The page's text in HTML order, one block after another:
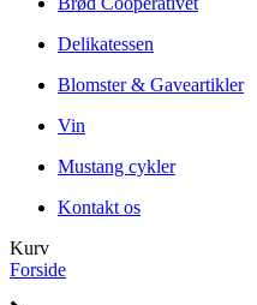
Delikatessen
Blomster & Gaveartikler
Vin
Mustang cykler
Kontakt os
Kurv
Forside